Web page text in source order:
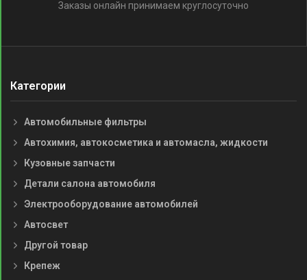
Заказы онлайн принимаем круглосуточно
Категории
Автомобильные фильтры
Автохимия, автокосметика и автомасла, жидкости
Кузовные запчасти
Детали салона автомобиля
Электрооборудование автомобилей
Автосвет
Другой товар
Крепеж